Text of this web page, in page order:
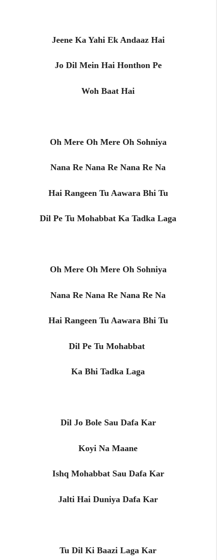
Jeene Ka Yahi Ek Andaaz Hai
Jo Dil Mein Hai Honthon Pe
Woh Baat Hai
Oh Mere Oh Mere Oh Sohniya
Nana Re Nana Re Nana Re Na
Hai Rangeen Tu Aawara Bhi Tu
Dil Pe Tu Mohabbat Ka Tadka Laga
Oh Mere Oh Mere Oh Sohniya
Nana Re Nana Re Nana Re Na
Hai Rangeen Tu Aawara Bhi Tu
Dil Pe Tu Mohabbat
Ka Bhi Tadka Laga
Dil Jo Bole Sau Dafa Kar
Koyi Na Maane
Ishq Mohabbat Sau Dafa Kar
Jalti Hai Duniya Dafa Kar
Tu Dil Ki Baazi Laga Kar